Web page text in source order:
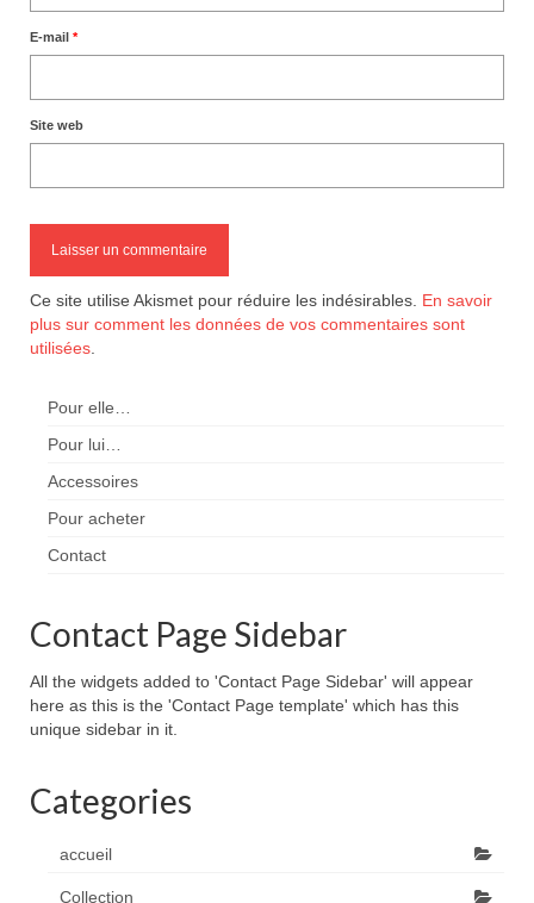
E-mail *
Site web
Ce site utilise Akismet pour réduire les indésirables. En savoir
plus sur comment les données de vos commentaires sont
utilisées
Pour elle…
Pour lui…
Accessoires
Pour acheter
Contact
Contact Page Sidebar
All the widgets added to 'Contact Page Sidebar' will appear
here as this is the 'Contact Page template' which has this
unique sidebar in it.
Categories
accueil
Collection